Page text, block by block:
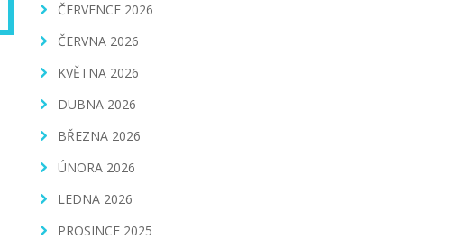
ČERVENCE 2026
ČERVNA 2026
KVĚTNA 2026
DUBNA 2026
BŘEZNA 2026
ÚNORA 2026
LEDNA 2026
PROSINCE 2025